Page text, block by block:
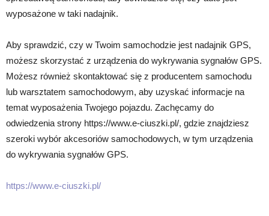
wyposażone w taki nadajnik.
Aby sprawdzić, czy w Twoim samochodzie jest nadajnik GPS,
możesz skorzystać z urządzenia do wykrywania sygnałów GPS.
Możesz również skontaktować się z producentem samochodu
lub warsztatem samochodowym, aby uzyskać informacje na
temat wyposażenia Twojego pojazdu. Zachęcamy do
odwiedzenia strony https://www.e-ciuszki.pl/, gdzie znajdziesz
szeroki wybór akcesoriów samochodowych, w tym urządzenia
do wykrywania sygnałów GPS.
https://www.e-ciuszki.pl/